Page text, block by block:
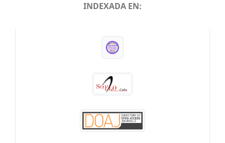
INDEXADA EN: